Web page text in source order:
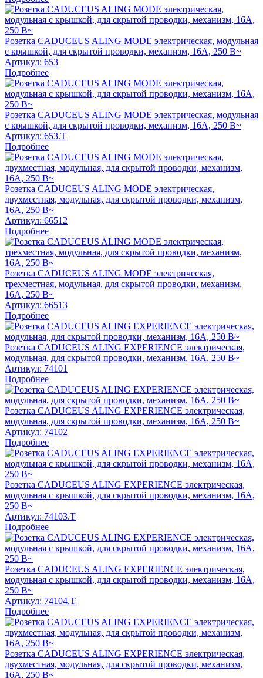
Розетка CADUCEUS ALING MODE электрическая, модульная
с крышкой, для скрытой проводки, механизм, 16А, 250 В~
Артикул: 653
Подробнее
Розетка CADUCEUS ALING MODE электрическая, модульная
с крышкой, для скрытой проводки, механизм, 16А, 250 В~
Артикул: 653.T
Подробнее
Розетка CADUCEUS ALING MODE электрическая,
двухместная, модульная, для скрытой проводки, механизм,
16А, 250 В~
Артикул: 66512
Подробнее
Розетка CADUCEUS ALING MODE электрическая,
трехместная, модульная, для скрытой проводки, механизм,
16А, 250 В~
Артикул: 66513
Подробнее
Розетка CADUCEUS ALING EXPERIENCE электрическая,
модульная, для скрытой проводки, механизм, 16А, 250 В~
Артикул: 74101
Подробнее
Розетка CADUCEUS ALING EXPERIENCE электрическая,
модульная, для скрытой проводки, механизм, 16А, 250 В~
Артикул: 74102
Подробнее
Розетка CADUCEUS ALING EXPERIENCE электрическая,
модульная с крышкой, для скрытой проводки, механизм, 16А,
250 В~
Артикул: 74103.T
Подробнее
Розетка CADUCEUS ALING EXPERIENCE электрическая,
модульная с крышкой, для скрытой проводки, механизм, 16А,
250 В~
Артикул: 74104.T
Подробнее
Розетка CADUCEUS ALING EXPERIENCE электрическая,
двухместная, модульная, для скрытой проводки, механизм,
16А, 250 В~